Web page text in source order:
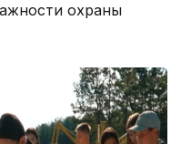
охраны